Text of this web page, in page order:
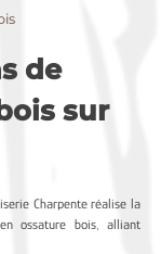
de
sur
Charpente réalise la
ossature bois, alliant